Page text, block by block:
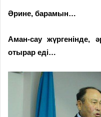
Әрине, барамын…
Аман-сау жүргенінде,
отырар еді…